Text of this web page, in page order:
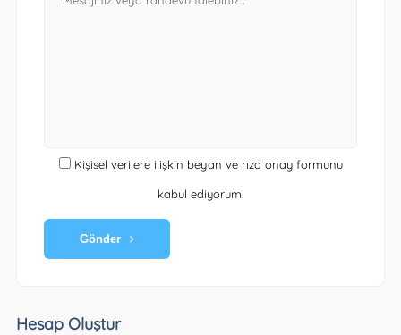
Kişisel verilere ilişkin beyan ve rıza onay formunu
kabul ediyorum.
Gönder
Hesap Oluştur